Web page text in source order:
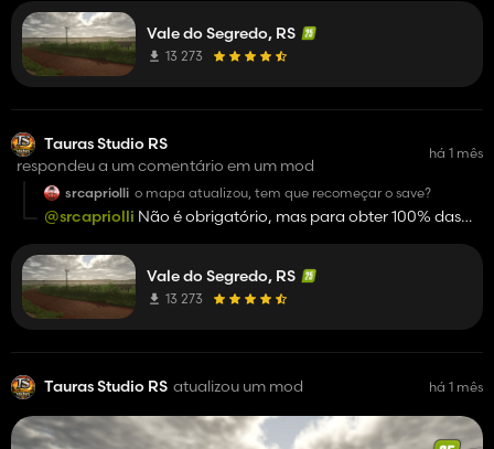
Vale do Segredo, RS
13 273
Tauras Studio RS
respondeu a um comentário em um mod
há 1 mês
srcapriolli o mapa atualizou, tem que recomeçar o save?
@srcapriolli Não é obrigatório, mas para obter 100% das
Vale do Segredo, RS
13 273
Tauras Studio RS atualizou um mod há 1 mês